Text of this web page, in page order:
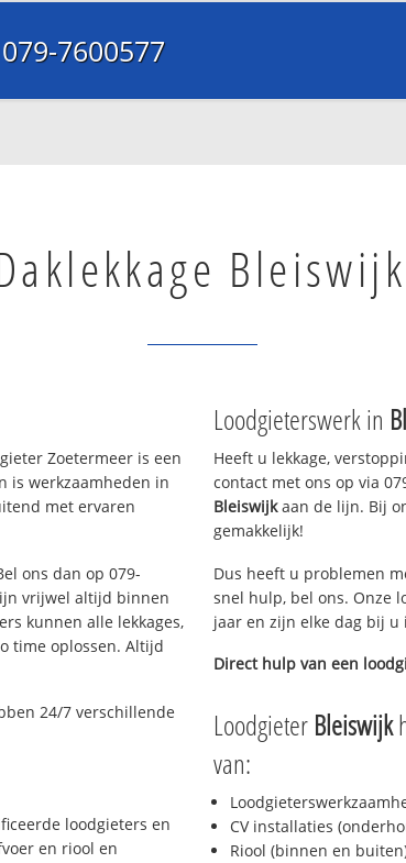
079-7600577
Bleiswijk
Zoetermeer is een
is werkzaamheden in
met ervaren
ons dan op 079-
vrijwel altijd binnen
kunnen alle lekkages,
time oplossen. Altijd
24/7 verschillende
loodgieters en
en riool en
Loodgieterswerk in
Heeft u lekkage,
contact met ons op via
Bleiswijkaan de lijn. Bij
gemakkelijk!
Dus heeft u problemen
snel hulp, bel ons. Onze
jaar en zijn elke dag bij
Direct hulp van een
Loodgieter Bleiswijk
van:
CV installaties
Riool (binnen en